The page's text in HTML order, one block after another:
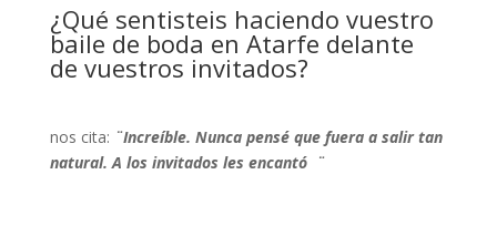
¿Qué sentisteis haciendo vuestro
baile de boda en Atarfe delante
de vuestros invitados?
nos cita: ¨Increíble. Nunca pensé que fuera a salir tan
natural. A los invitados les encantó ¨